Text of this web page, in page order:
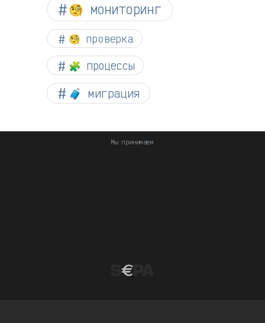
🧐 мониторинг
🧐 проверка
🧩 процессы
🧳 миграция
Мы принимаем